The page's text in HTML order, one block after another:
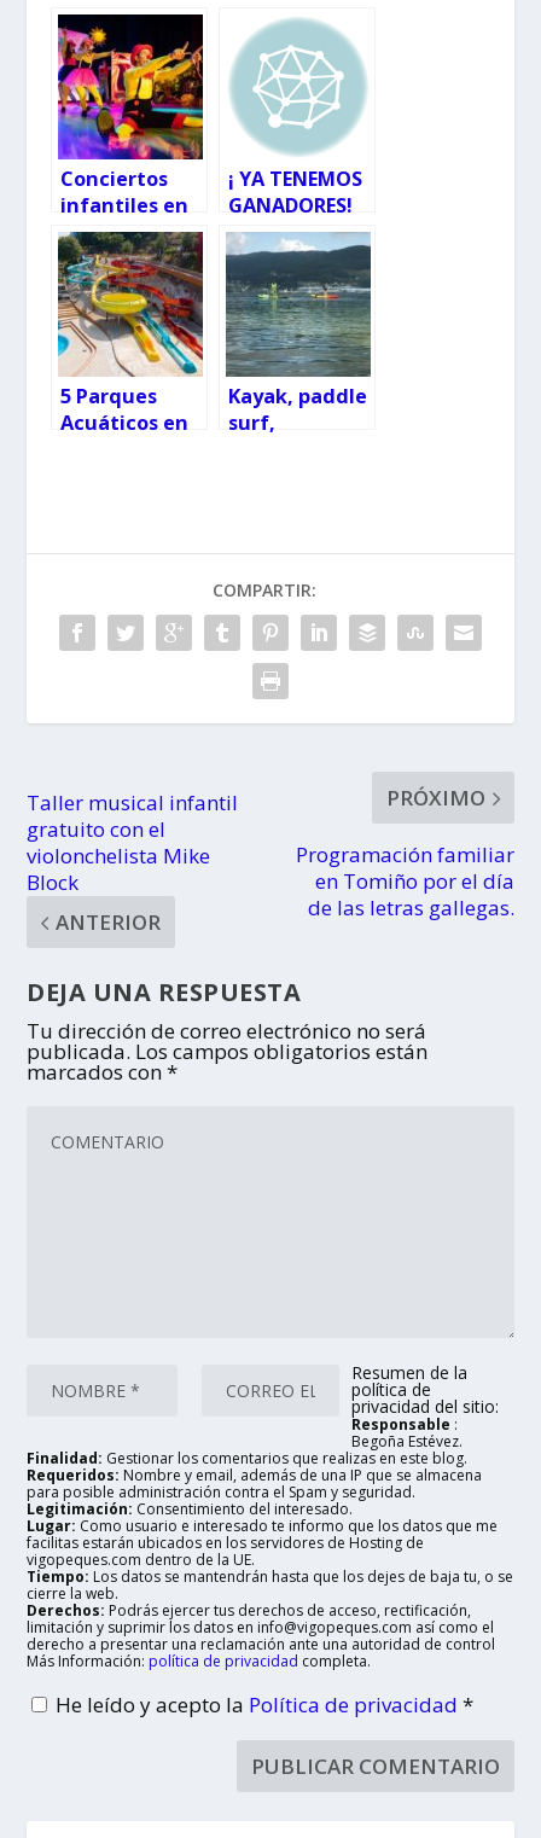
Conciertos
infantiles en
Castrelos 2026
¡ YA TENEMOS
GANADORES!
del sorteo de
entradas para
Barcelos
Family Party
5 Parques
Acuáticos en
Kayak, paddle
surf,
del reciclaje
COMPARTIR:
Taller musical infantil
gratuito con el
violonchelista Mike
Block
ANTERIOR
PRÓXIMO
Programación familiar
en Tomiño por el día
de las letras gallegas.
DEJA UNA RESPUESTA
Tu dirección de correo electrónico no será
publicada. Los campos obligatorios están
marcados con*
Resumen de la
política de
privacidad del sitio:
Responsable :
Begoña Estévez.
Finalidad: Gestionar los comentarios que realizas en este blog.
Requeridos: Nombre y email, además de una IP que se almacena
para posible administración contra el Spam y seguridad.
Legitimación: Consentimiento del interesado.
Lugar: Como usuario e interesado te informo que los datos que me
facilitas estarán ubicados en los servidores de Hosting de
vigopeques.com dentro de la UE.
Tiempo: Los datos se mantendrán hasta que los dejes de baja tu, o se
cierre la web.
Derechos: Podrás ejercer tus derechos de acceso, rectificación,
limitación y suprimir los datos en info@vigopeques.com así como el
derecho a presentar una reclamación ante una autoridad de control
Más Información: política de privacidad completa.
He leído y acepto la Política de privacidad*